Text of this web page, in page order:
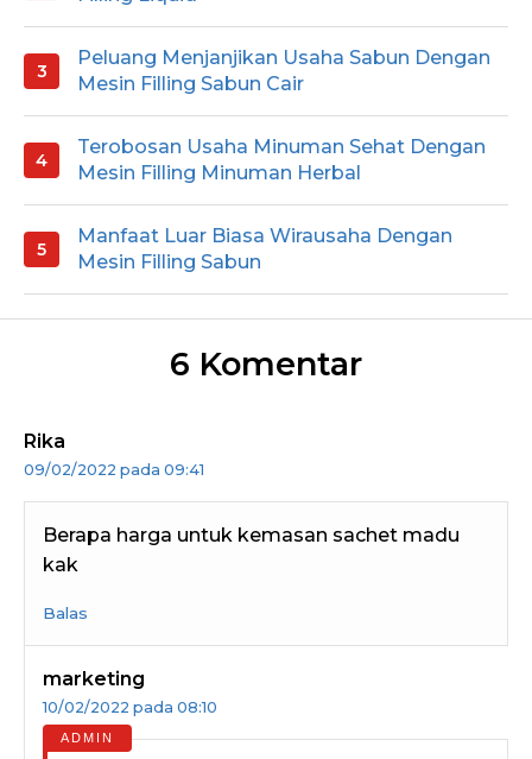
Peluang Menjanjikan Usaha Sabun Dengan
Mesin Filling Sabun Cair
Terobosan Usaha Minuman Sehat Dengan
Mesin Filling Minuman Herbal
Manfaat Luar Biasa Wirausaha Dengan
Mesin Filling Sabun
6 Komentar
Rika
09/02/2022 pada 09:41
Berapa harga untuk kemasan sachet madu
kak
Balas
marketing
10/02/2022 pada 08:10